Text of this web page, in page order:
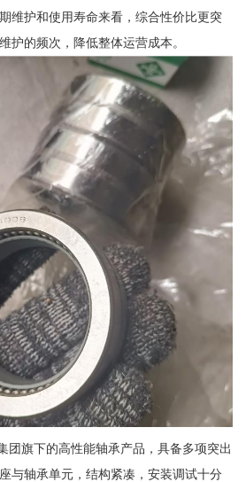
维护和使用寿命来看，综合性价比更突
护的频次，降低整体运营成本。
团旗下的高性能轴承产品，具备多项突出
与轴承单元，结构紧凑，安装调试十分